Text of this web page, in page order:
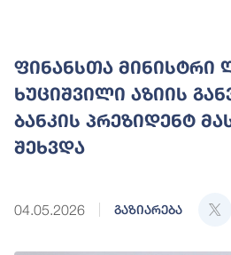
ფინანსთა მინისტრი
ხუციშვილი აზიის
ბანკის პრეზიდენტ
შეხვდა
04.05.2026 გაზიარება